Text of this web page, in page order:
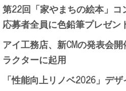
第22回「家やまちの絵本」
応募者全員に色鉛筆プレゼン
アイ工務店、新CMの発表会
ラクターに起用
「性能向上リノベ2026」デ